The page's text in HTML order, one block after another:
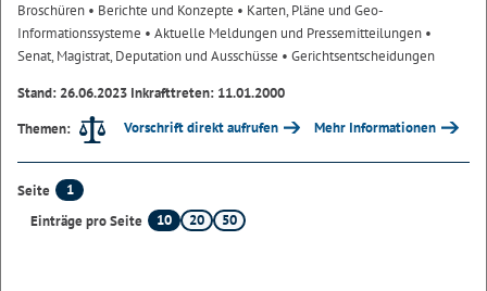
Broschüren • Berichte und Konzepte • Karten, Pläne und Geo-
Informationssysteme • Aktuelle Meldungen und Pressemitteilungen •
Senat, Magistrat, Deputation und Ausschüsse • Gerichtsentscheidungen
Stand: 26.06.2023 Inkrafttreten: 11.01.2000
Themen:
Vorschrift direkt aufrufen Mehr Informationen
Seite
1
Einträge pro Seite
10 20 50